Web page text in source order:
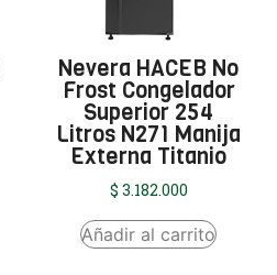
Nevera HACEB No
Frost Congelador
Superior 254
Litros N271 Manija
Externa Titanio
$ 3.182.000
Añadir al carrito